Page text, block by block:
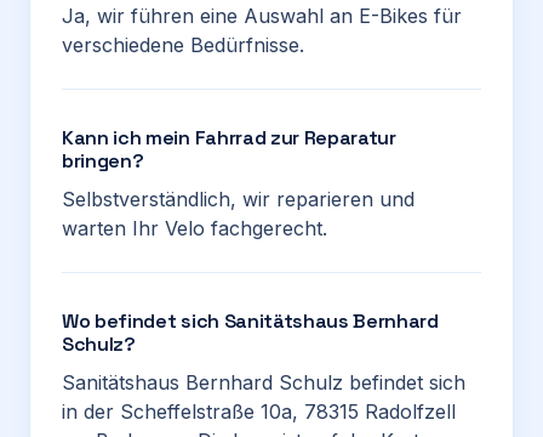
Ja, wir führen eine Auswahl an E-Bikes für
verschiedene Bedürfnisse.
Kann ich mein Fahrrad zur Reparatur
bringen?
Selbstverständlich, wir reparieren und
warten Ihr Velo fachgerecht.
Wo befindet sich Sanitätshaus Bernhard
Schulz?
Sanitätshaus Bernhard Schulz befindet sich
in der Scheffelstraße 10a, 78315 Radolfzell